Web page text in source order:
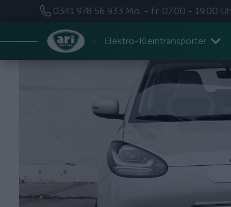
0341 978 56 933 Mo. - Fr. 07.00 - 19.00
Elektro-Kleintransporter